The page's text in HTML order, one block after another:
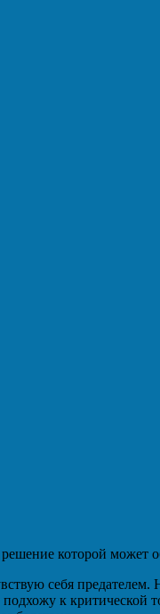
которой может
себя предателем.
к критической